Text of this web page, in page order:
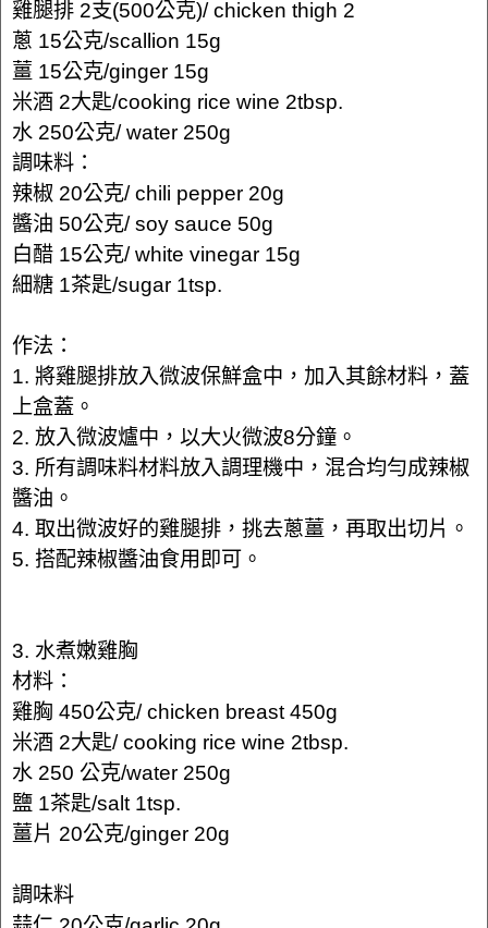
雞腿排 2支(500公克)/ chicken thigh 2
蔥 15公克/scallion 15g
薑 15公克/ginger 15g
米酒 2大匙/cooking rice wine 2tbsp.
水 250公克/ water 250g
調味料：
辣椒 20公克/ chili pepper 20g
醬油 50公克/ soy sauce 50g
白醋 15公克/ white vinegar 15g
細糖 1茶匙/sugar 1tsp.
作法：
1. 將雞腿排放入微波保鮮盒中，加入其餘材料，蓋
上盒蓋。
2. 放入微波爐中，以大火微波8分鐘。
3. 所有調味料材料放入調理機中，混合均勻成辣椒
醬油。
4. 取出微波好的雞腿排，挑去蔥薑，再取出切片。
5. 搭配辣椒醬油食用即可。
3. 水煮嫩雞胸
材料：
雞胸 450公克/ chicken breast 450g
米酒 2大匙/ cooking rice wine 2tbsp.
水 250 公克/water 250g
鹽 1茶匙/salt 1tsp.
薑片 20公克/ginger 20g
調味料